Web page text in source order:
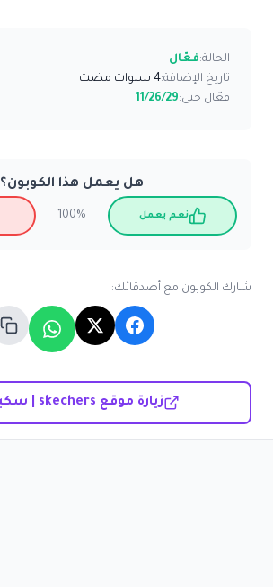
الحالة:فعّال
تاريخ الإضافة:4 سنوات مضت
فعّال حتى:11/26/29
هل يعمل هذا الكوبون؟
نعم يعمل 100%
شارك الكوبون مع أصدقائك:
زيارة موقع skechers | سكيتشرز